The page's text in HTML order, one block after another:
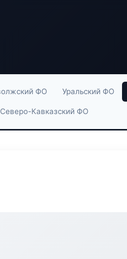
ФО Уральский ФО
Северо-Кавказский ФО